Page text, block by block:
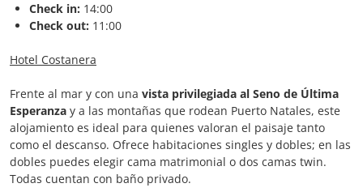
Check in: 14:00
Check out: 11:00
Hotel Costanera
Frente al mar y con una vista privilegiada al Seno de Última
Esperanza y a las montañas que rodean Puerto Natales, este
alojamiento es ideal para quienes valoran el paisaje tanto
como el descanso. Ofrece habitaciones singles y dobles; en las
dobles puedes elegir cama matrimonial o dos camas twin.
Todas cuentan con baño privado.